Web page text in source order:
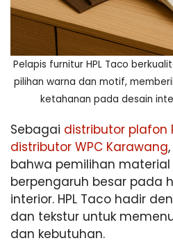
Pelapis furnitur HPL Taco
pilihan warna dan motif,
ketahanan pada desain
Sebagai distributor plafon
distributor WPC Karawang
bahwa pemilihan
berpengaruh besar pada
interior. HPL Taco hadir
dan tekstur untuk
dan kebutuhan.